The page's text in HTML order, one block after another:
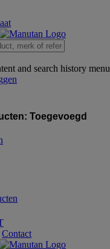
and search history menu
Toegevoegd
Contact